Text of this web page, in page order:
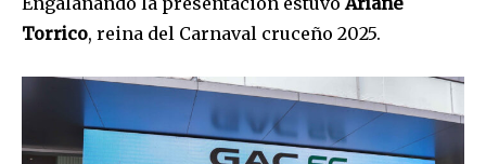
Torrico, reina del Carnaval cruceño 2025.